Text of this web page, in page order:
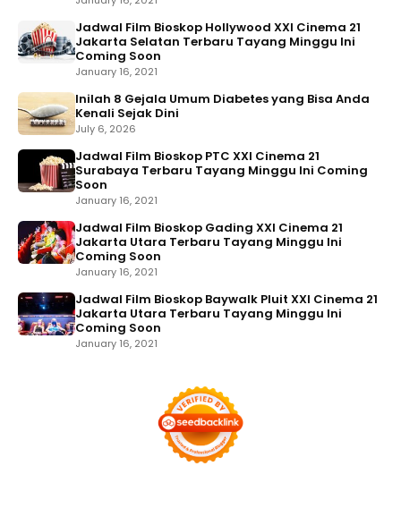
Jadwal Film Bioskop Hollywood XXI Cinema 21
Jakarta Selatan Terbaru Tayang Minggu Ini
Coming Soon
January 16, 2021
Inilah 8 Gejala Umum Diabetes yang Bisa Anda
Kenali Sejak Dini
July 6, 2026
Jadwal Film Bioskop PTC XXI Cinema 21
Surabaya Terbaru Tayang Minggu Ini Coming
Soon
January 16, 2021
Jadwal Film Bioskop Gading XXI Cinema 21
Jakarta Utara Terbaru Tayang Minggu Ini
Coming Soon
January 16, 2021
Jadwal Film Bioskop Baywalk Pluit XXI Cinema 21
Jakarta Utara Terbaru Tayang Minggu Ini
Coming Soon
January 16, 2021